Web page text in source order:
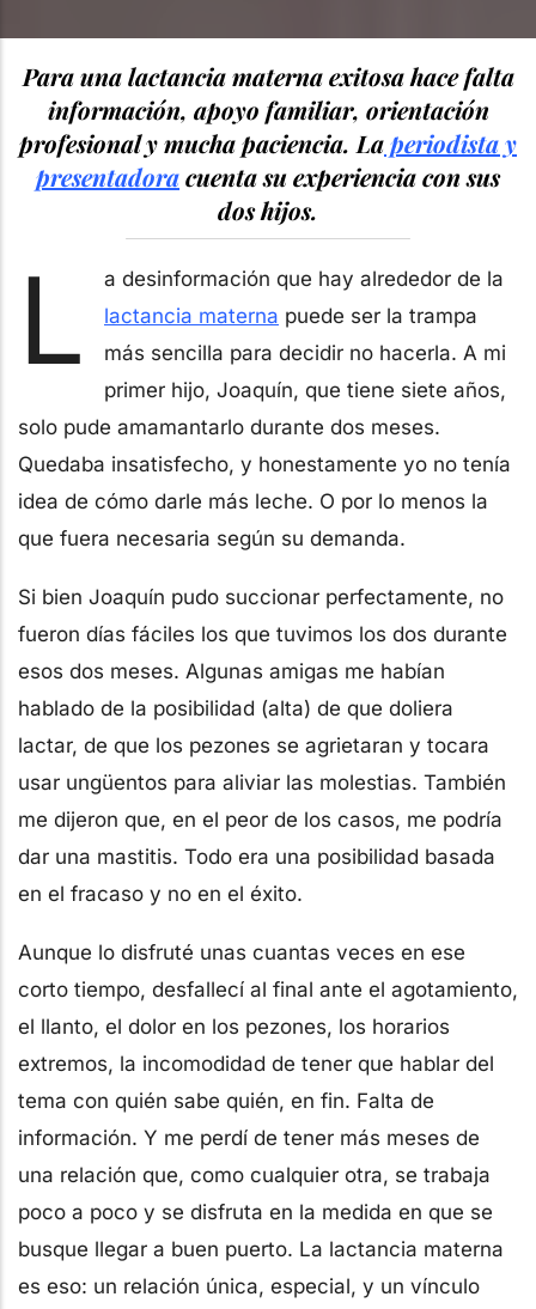
Para una lactancia materna exitosa hace falta
información, apoyo familiar, orientación
profesional y mucha paciencia. Laperiodista y
presentadoracuenta su experiencia con sus
dos hijos.
L
a desinformación que hay alrededor de la
lactancia materna puede ser la trampa
más sencilla para decidir no hacerla. A mi
primer hijo, Joaquín, que tiene siete años,
solo pude amamantarlo durante dos meses.
Quedaba insatisfecho, y honestamente yo no tenía
idea de cómo darle más leche. O por lo menos la
que fuera necesaria según su demanda.
Si bien Joaquín pudo succionar perfectamente, no
fueron días fáciles los que tuvimos los dos durante
esos dos meses. Algunas amigas me habían
hablado de la posibilidad (alta) de que doliera
lactar, de que los pezones se agrietaran y tocara
usar ungüentos para aliviar las molestias. También
me dijeron que, en el peor de los casos, me podría
dar una mastitis. Todo era una posibilidad basada
en el fracaso y no en el éxito.
Aunque lo disfruté unas cuantas veces en ese
corto tiempo, desfallecí al final ante el agotamiento,
el llanto, el dolor en los pezones, los horarios
extremos, la incomodidad de tener que hablar del
tema con quién sabe quién, en fin. Falta de
información. Y me perdí de tener más meses de
una relación que, como cualquier otra, se trabaja
poco a poco y se disfruta en la medida en que se
busque llegar a buen puerto. La lactancia materna
es eso: un relación única, especial, y un vínculo